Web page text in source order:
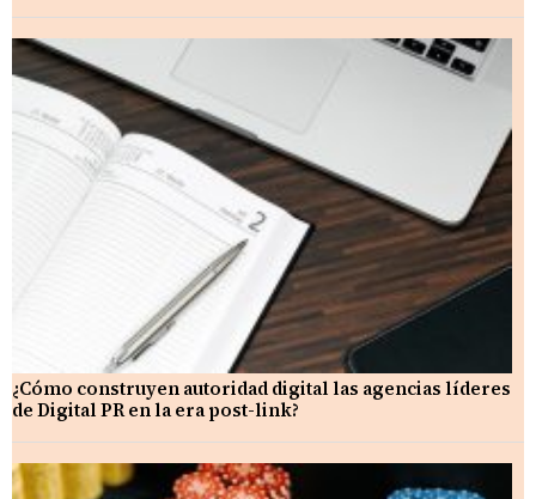
¿Cómo construyen autoridad digital las agencias líderes
de Digital PR en la era post-link?